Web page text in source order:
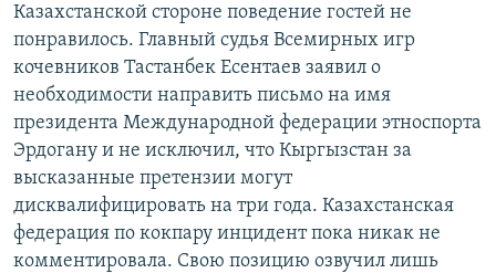
Казахстанской стороне поведение гостей не
понравилось. Главный судья Всемирных игр
кочевников Тастанбек Есентаев заявил о
необходимости направить письмо на имя
президента Международной федерации этноспорта
Эрдогану и не исключил, что Кыргызстан за
высказанные претензии могут
дисквалифицировать на три года. Казахстанская
федерация по кокпару инцидент пока никак не
комментировала. Свою позицию озвучил лишь